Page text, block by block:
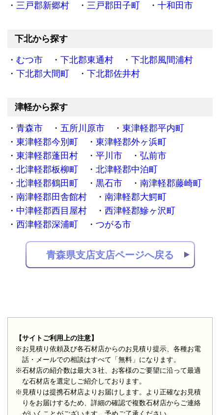
三戸郡新郷村
三戸郡田子町 十和田市
下北から探す
むつ市 下北郡東通村
下北郡風間浦村
下北郡大間町
下北郡佐井村
津軽から探す
青森市 五所川原市
東津軽郡平内町
東津軽郡今別町
東津軽郡外ヶ浜町
東津軽郡蓬田村
平川市
弘前市
北津軽郡板柳町
北津軽郡中泊町
北津軽郡鶴田町
黒石市
南津軽郡藤崎町
南津軽郡田舎館村
南津軽郡大鰐町
中津軽郡西目屋村
西津軽郡鰺ヶ沢町
西津軽郡深浦町
つがる市
青森県支店支店ページへ戻る
【サイトご利用上の注意】
※お見積り依頼及び各石材店からのお見積り提示、各種お電
話・メールでの相談はすべて「無料」になります。
※石材店の紹介数は最大３社、お客様のご要望に沿って最適
な石材店を選定しご紹介しております。
※見積りは提携石材店よりお届けします。より正確なお見積
りをお届けするため、詳細の確認で複数石材店からご連絡